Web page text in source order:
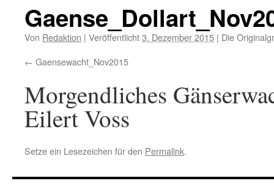
Von Redaktion | Veröffentlicht3. Dezember 2015 | Die
Gaensewacht_Nov2015
Morgendliches
Eilert Voss
Setze ein Lesezeichen für den Permalink.